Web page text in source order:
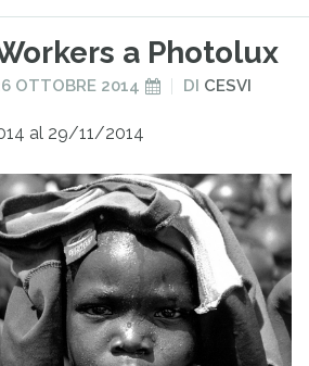
a Photolux
OTTOBRE 2014 DI CESVI
al 29/11/2014